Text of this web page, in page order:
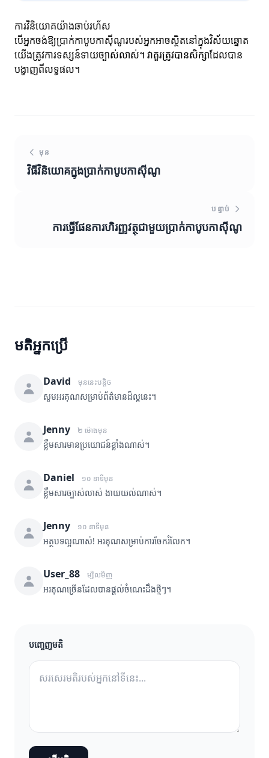
ការវិនិយោគយ៉ាងឆាប់រហ័ស
បើអ្នកចង់ឱ្យប្រាក់កាបូបកាស៊ីណូរបស់អ្នកអាចស្ថិតនៅក្នុងវិស័យឆ្នោត
យើងត្រូវការទស្សន៍ទាយច្បាស់លាស់។ វាគួរត្រូវបានសិក្សាដែលបាន
បង្ហាញពីលទ្ធផល។
មុន
វិធីវិនិយោគក្នុងប្រាក់កាបូបកាស៊ីណូ
បន្ទាប់
ការធ្វើផែនការហិរញ្ញវត្ថុជាមួយប្រាក់កាបូបកាស៊ីណូ
មតិអ្នកប្រើ
David មុននេះបន្តិច
សូមអរគុណសម្រាប់ព័ត៌មានដ៏ល្អនេះ។
Jenny ២ ម៉ោងមុន
ខ្លឹមសារមានប្រយោជន៍ខ្លាំងណាស់។
Daniel ១០ នាទីមុន
ខ្លឹមសារច្បាស់លាស់ ងាយយល់ណាស់។
Jenny ១០ នាទីមុន
អត្ថបទល្អណាស់! អរគុណសម្រាប់ការចែករំលែក។
User_88 ម្សិលមិញ
អរគុណច្រើនដែលបានផ្តល់ចំណេះដឹងថ្មីៗ។
បញ្ចេញមតិ